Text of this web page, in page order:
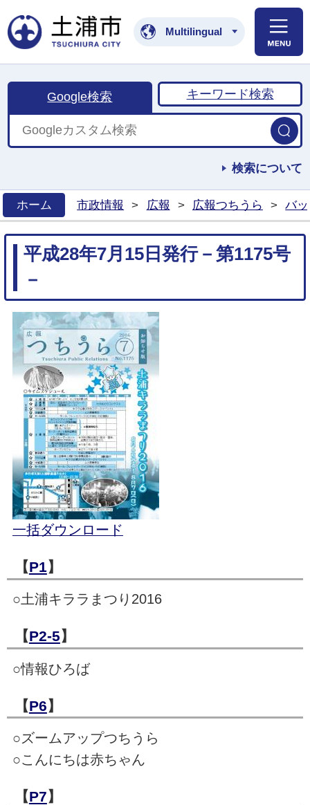
土浦市公式ホームペ
Multilingual
Google検索 キーワード検索
検索について
ホーム
市政情報 > 広報 > 広報つちうら > バ
平成28年7月15日発行－第1175号
－
一括ダウンロード
【P1】
○土浦キララまつり2016
【P2-5】
○情報ひろば
【P6】
○ズームアップつちうら
○こんにちは赤ちゃん
【P7】